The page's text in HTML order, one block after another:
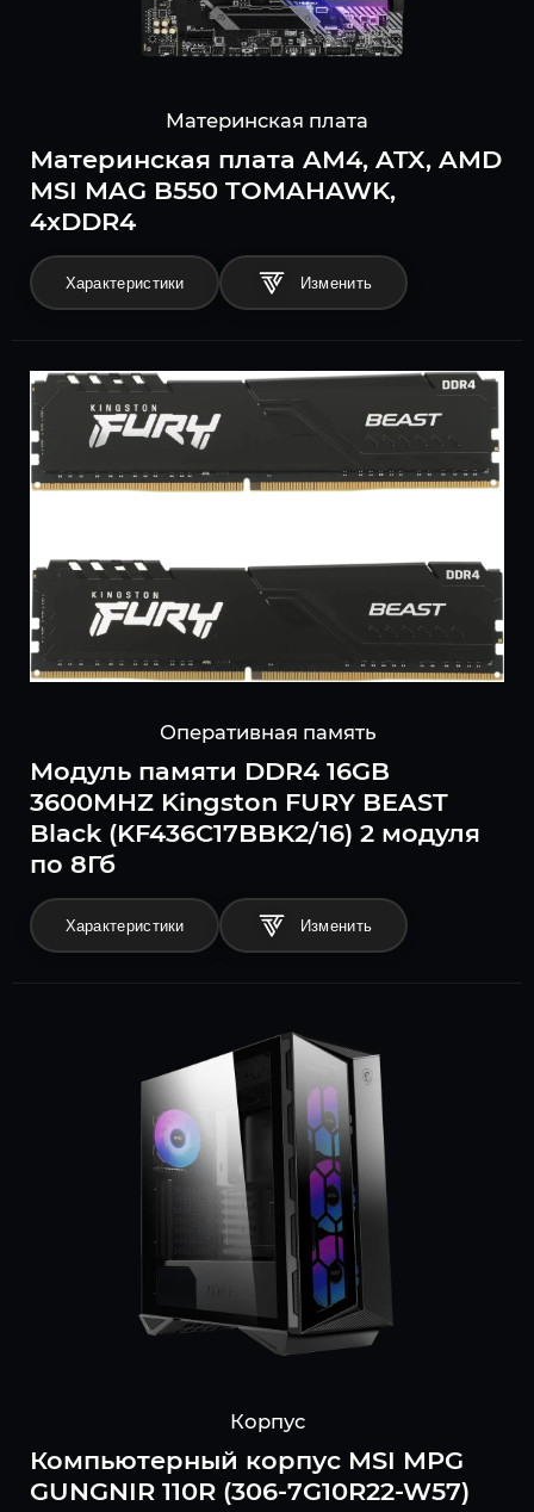
Материнская плата
Материнская плата AM4, ATX, AMD
MSI MAG B550 TOMAHAWK,
4xDDR4
Характеристики
Оперативная память
Модуль памяти DDR4 16GB
3600MHZ Kingston FURY BEAST
Black (KF436C17BBK2/16) 2 модуля
по 8Гб
Характеристики
Корпус
Компьютерный корпус MSI MPG
GUNGNIR 110R (306-7G10R22-W57)